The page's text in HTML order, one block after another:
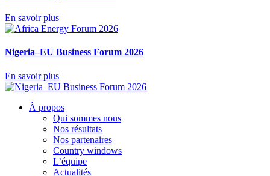
En savoir plus
Nigeria–EU Business Forum 2026
En savoir plus
À propos
Qui sommes nous
Nos résultats
Nos partenaires
Country windows
L’équipe
Actualités